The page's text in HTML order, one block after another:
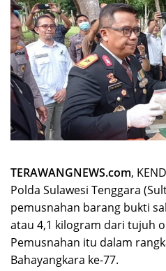
TERAWANGNEWS.com,
Polda Sulawesi Tenggara
pemusnahan barang bukti
atau 4,1 kilogram dari tujuh
Pemusnahan itu dalam
Bahayangkara ke-77.